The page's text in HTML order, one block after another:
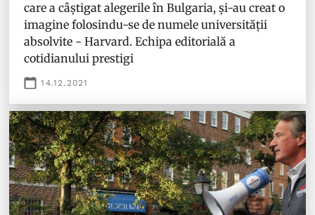
care a câștigat alegerile în Bulgaria, și-au creat o
imagine folosindu-se de numele universității
absolvite - Harvard. Echipa editorială a
cotidianului prestigi
14.12.2021